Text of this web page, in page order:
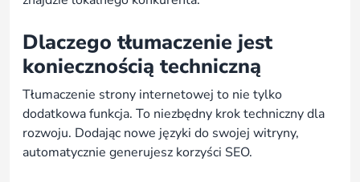
Dlaczego tłumaczenie jest
koniecznością techniczną
Tłumaczenie strony internetowej to nie tylko
dodatkowa funkcja. To niezbędny krok techniczny dla
rozwoju. Dodając nowe języki do swojej witryny,
automatycznie generujesz korzyści SEO.